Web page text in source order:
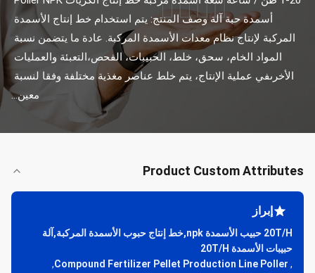
معين...
Product Custom Attributes
إبراز
20T/H حبيب الأسمدة npk,خط إنتاج حبوب الأسمدة المركبة,آلة
حبيبات الأسمدة 20T/H
,
Compound Fertilizer Pellet Production Line Poller
,